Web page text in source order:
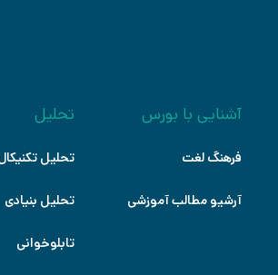
آشنایی با بورس
فرهنگ لغت
آرشیو مطالب آموزشی
تحلیل
تحلیل
تحلیل بنیادی
تابلوخوانی